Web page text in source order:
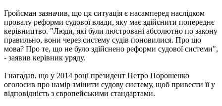
Гройсман зазначив, що ця ситуація є насамперед наслідком
провалу реформи судової влади, яку має здійснити попереднє
керівництво. "Люди, які були люстровані абсолютно по закону
правильно, вони через систему судів поновилися. Про що
мова? Про те, що не було здійснено реформи судової системи",
- заявив керівник уряду.
І нагадав, що у 2014 році президент Петро Порошенко
оголосив про намір змінити судову систему, щоб привести її у
відповідність з європейськими стандартами.